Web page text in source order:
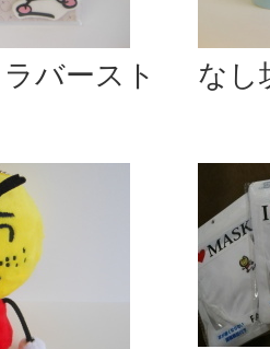
バースト
なし